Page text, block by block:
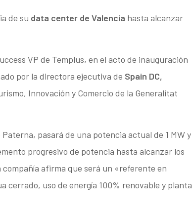
de su data center de Valencia hasta alcanzar
VP de Templus, en el acto de inauguración
por la directora ejecutiva de Spain DC,
Innovación y Comercio de la Generalitat
pasará de una potencia actual de 1 MW y
progresivo de potencia hasta alcanzar los
compañía afirma que será un «referente en
cerrado, uso de energía 100% renovable y planta